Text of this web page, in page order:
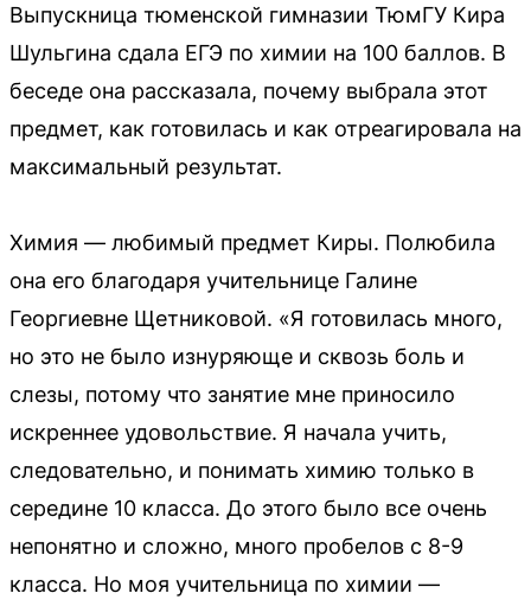
Выпускница тюменской гимназии ТюмГУ Кира
Шульгина сдала ЕГЭ по химии на 100 баллов. В
беседе она рассказала, почему выбрала этот
предмет, как готовилась и как отреагировала на
максимальный результат.
Химия — любимый предмет Киры. Полюбила
она его благодаря учительнице Галине
Георгиевне Щетниковой. «Я готовилась много,
но это не было изнуряюще и сквозь боль и
слезы, потому что занятие мне приносило
искреннее удовольствие. Я начала учить,
следовательно, и понимать химию только в
середине 10 класса. До этого было все очень
непонятно и сложно, много пробелов с 8-9
класса. Но моя учительница по химии —